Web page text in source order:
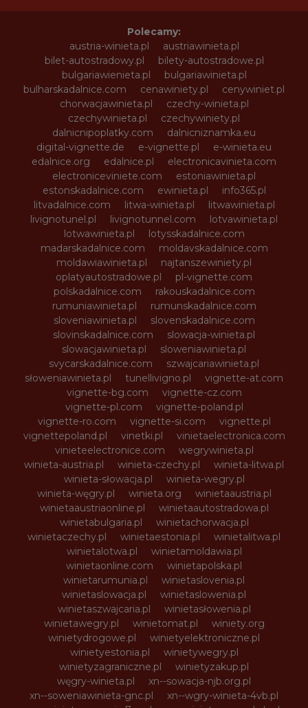
Polecamy:
austria-winieta.pl
austriawinieta.pl
bilet-autostradowy.pl
bilety-autostradowe.pl
bulgariawienieta.pl
bulgariawinieta.pl
bulharskadalnice.com
cenawiniety.pl
cenywiniet.pl
chorwacjawinieta.pl
czechy-winieta.pl
czechywinieta.pl
czechywiniety.pl
dalnicnipoplatky.com
dalnicniznamka.eu
digital-vignette.de
e-vignette.pl
e-winieta.eu
edalnice.org
edalnice.pl
electronicavinieta.com
electroniceviniete.com
estoniawinieta.pl
estonskadalnice.com
ewinieta.pl
info365.pl
litvadalnice.com
litwa-winieta.pl
litwawinieta.pl
livignotunel.pl
livignotunnel.com
lotvawinieta.pl
lotwawinieta.pl
lotysskadalnice.com
madarskadalnice.com
moldavskadalnice.com
moldawiawinieta.pl
najtanszewiniety.pl
oplatyautostradowe.pl
pl-vignette.com
polskadalnice.com
rakouskadalnice.com
rumuniawinieta.pl
rumunskadalnice.com
sloveniawinieta.pl
slovenskadalnice.com
slovinskadalnice.com
slowacja-winieta.pl
slowacjawinieta.pl
sloweniawinieta.pl
svycarskadalnice.com
szwajcariawinieta.pl
słoweniawinieta.pl
tunellivigno.pl
vignette-at.com
vignette-bg.com
vignette-cz.com
vignette-pl.com
vignette-poland.pl
vignette-ro.com
vignette-si.com
vignette.pl
vignettepoland.pl
vinetki.pl
vinietaelectronica.com
vinieteelectronice.com
wegrywinieta.pl
winieta-austria.pl
winieta-czechy.pl
winieta-litwa.pl
winieta-słowacja.pl
winieta-wegry.pl
winieta-węgry.pl
winieta.org
winietaaustria.pl
winietaaustriaonline.pl
winietaautostradowa.pl
winietabulgaria.pl
winietachorwacja.pl
winietaczechy.pl
winietaestonia.pl
winietalitwa.pl
winietalotwa.pl
winietamoldawia.pl
winietaonline.com
winietapolska.pl
winietarumunia.pl
winietaslovenia.pl
winietaslowacja.pl
winietaslowenia.pl
winietaszwajcaria.pl
winietasłowenia.pl
winietawegry.pl
winietomat.pl
winiety.org
winietydrogowe.pl
winietyelektroniczne.pl
winietyestonia.pl
winietywegry.pl
winietyzagraniczne.pl
winietyzakup.pl
węgry-winieta.pl
xn--sowacja-njb.org.pl
xn--soweniawinieta-gnc.pl
xn--wgry-winieta-4vb.pl